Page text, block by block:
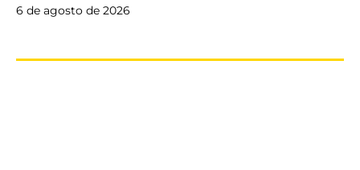
6 de agosto de 2026